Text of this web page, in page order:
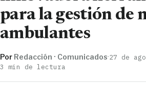
para la gestión de
ambulantes
Por Redacción · Comunicados·27 de
3 min de lectura